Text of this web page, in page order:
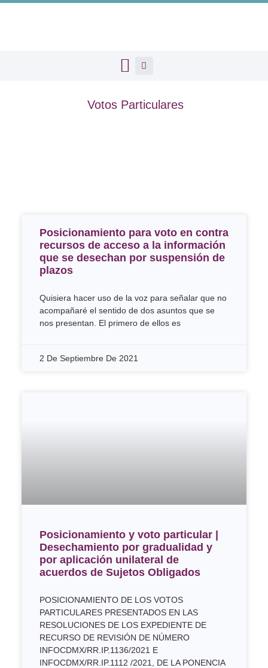
Votos Particulares
Posicionamiento para voto en contra
recursos de acceso a la información
que se desechan por suspensión de
plazos
Quisiera hacer uso de la voz para señalar que no
acompañaré el sentido de dos asuntos que se
nos presentan. El primero de ellos es
2 De Septiembre De 2021
Posicionamiento y voto particular |
Desechamiento por gradualidad y
por aplicación unilateral de
acuerdos de Sujetos Obligados
POSICIONAMIENTO DE LOS VOTOS
PARTICULARES PRESENTADOS EN LAS
RESOLUCIONES DE LOS EXPEDIENTE DE
RECURSO DE REVISIÓN DE NÚMERO
INFOCDMX/RR.IP.1136/2021 E
INFOCDMX/RR.IP.1112 /2021, DE LA PONENCIA